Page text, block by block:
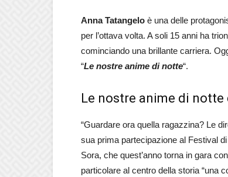
Anna Tatangelo è una delle
per l’ottava volta. A soli 15 anni ha
cominciando una brillante carriera.
“Le nostre anime di notte“.
Le nostre anime di
“Guardare ora quella ragazzina? Le
sua prima partecipazione al Festival
Sora, che quest’anno torna in gara con
particolare al centro della storia “una